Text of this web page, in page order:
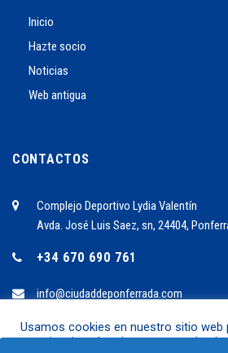
Inicio
Hazte socio
Noticias
Web antigua
CONTACTOS
Complejo Deportivo Lydia Valentín
Avda. José Luis Saez, sn, 24404,
+34 670 690 761
info@ciudaddeponferrada.com
Usamos cookies en nuestro sitio web
experiencia más relevante